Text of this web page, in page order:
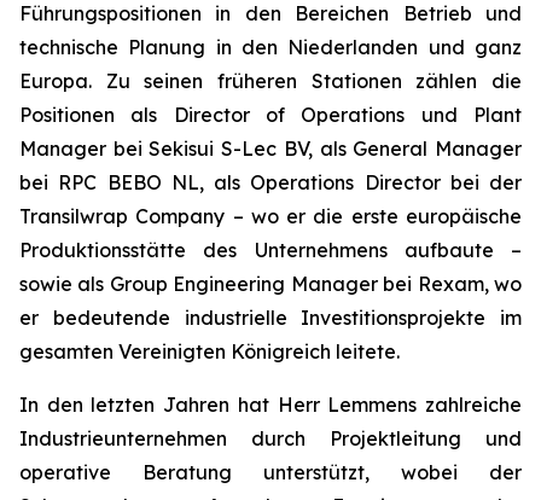
Führungspositionen in den Bereichen Betrieb und
technische Planung in den Niederlanden und ganz
Europa. Zu seinen früheren Stationen zählen die
Positionen als Director of Operations und Plant
Manager bei Sekisui S-Lec BV, als General Manager
bei RPC BEBO NL, als Operations Director bei der
Transilwrap Company – wo er die erste europäische
Produktionsstätte des Unternehmens aufbaute –
sowie als Group Engineering Manager bei Rexam, wo
er bedeutende industrielle Investitionsprojekte im
gesamten Vereinigten Königreich leitete.
In den letzten Jahren hat Herr Lemmens zahlreiche
Industrieunternehmen durch Projektleitung und
operative Beratung unterstützt, wobei der